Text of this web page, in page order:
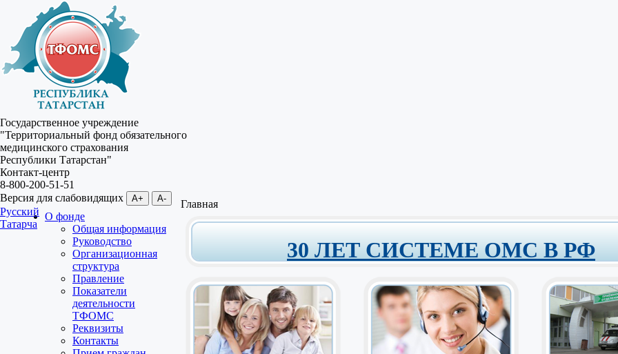
Государственное учреждение
"Территориальный фонд обязательного
медицинского страхования
Республики Татарстан"
Контакт-центр
8-800-200-51-51
Версия для слабовидящих
A+ A-
Русский
Татарча
О фонде
Общая информация
Руководство
Организационная
структура
Правление
Показатели
деятельности
ТФОМС
Реквизиты
Контакты
Главная
30 ЛЕТ СИСТЕМЕ ОМС В РФ